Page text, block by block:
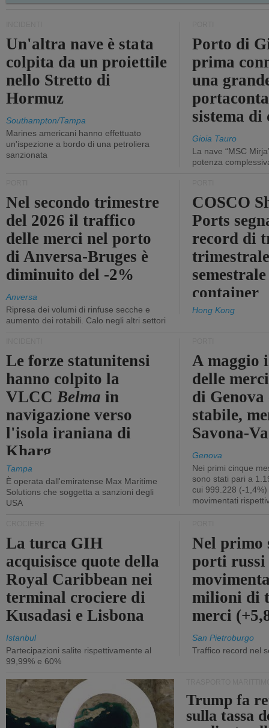
Un'altra nave è stata
colpita da un proiettile
nello Stretto di
Hormuz
Southampton/Tampa
Marines americani hanno effettuato
un'ispezione a bordo di una petroliera
sanzionata
Porto di
prima
una
sistema
Gioia Tauro
La nave “MSC
potenza
Nel secondo trimestre
del 2026 il traffico
delle merci nel porto
di Anversa-Bruges è
diminuito del -2%
Anversa
Ripresa dei volumi di rinfuse secche e
aumento dei rotabili. Calo negli altri settori
COSCO
Ports
record di
container
Hong Kong
Le forze statunitensi
hanno colpito la
VLCCBelma in
navigazione verso
l'isola iraniana di
Kharg
Tampa
È operata dall'emiratense Max Maritime
Solutions che soggetta a sanzioni degli
USA
A maggio
delle
di
stabile,
Savona-
Genova
Nei primi cinque
sono stati pari a
cui 999.228 (-
movimentati
La turca GIH
acquisisce quote della
Royal Caribbean nei
terminal crociere di
Kusadasi e Lisbona
Istanbul
Partecipazioni salite rispettivamente al
99,99% e 60%
Nel primo
porti russi
milioni di
merci
San Pietroburgo
Traffico record nel
Trump fa
sulla tassa